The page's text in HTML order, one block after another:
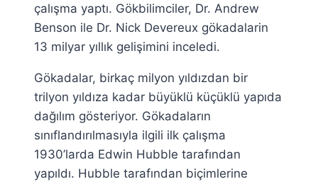
çalışma yaptı. Gökbilimciler, Dr. Andrew
Benson ile Dr. Nick Devereux gökadalarin
13 milyar yıllık gelişimini inceledi.
Gökadalar, birkaç milyon yıldızdan bir
trilyon yıldıza kadar büyüklü küçüklü yapıda
dağılım gösteriyor. Gökadaların
sınıflandırılmasıyla ilgili ilk çalışma
1930’larda Edwin Hubble tarafından
yapıldı. Hubble tarafından biçimlerine